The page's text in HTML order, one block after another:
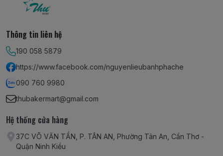
Thông tin liên hệ
190 058 5879
https://www.facebook.com/nguyenlieubanhphache
090 760 9980
thubakermart@gmail.com
Hệ thống cửa hàng
37C VÕ VĂN TẦN, P. TÂN AN, Phường Tân An, Cần Thơ -
Quận Ninh Kiều